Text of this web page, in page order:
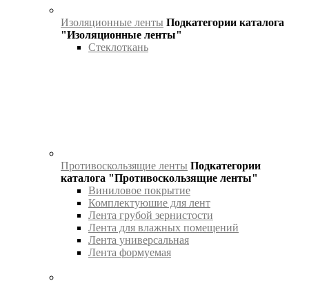
Изоляционные ленты Подкатегории каталога
"Изоляционные ленты"
Стеклоткань
Противоскользящие ленты Подкатегории
каталога "Противоскользящие ленты"
Виниловое покрытие
Комплектуюшие для лент
Лента грубой зернистости
Лента для влажных помещений
Лента универсальная
Лента формуемая